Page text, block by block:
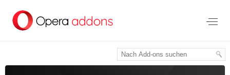
Hauptinhalt
springen